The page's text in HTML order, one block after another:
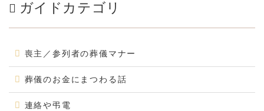
ガイドカテゴリ
喪主／参列者の葬儀マナー
葬儀のお金にまつわる話
連絡や弔電